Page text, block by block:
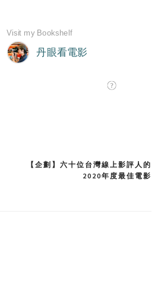
【企劃】六十位台灣線上影評人的
2020年度最佳電影